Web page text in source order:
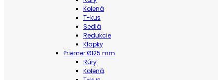
Kolená
T-kus
Sedlá
Redukcie
Klapky
Priemer Ø125 mm
Rúry
Kolená